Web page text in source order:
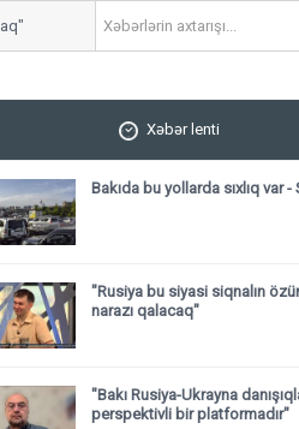
Xəbər lenti
Bakıda bu yollarda sıxlıq var -
"Rusiya bu siyasi siqnalın
narazı qalacaq"
"Bakı Rusiya-Ukrayna
perspektivli bir platformadır"